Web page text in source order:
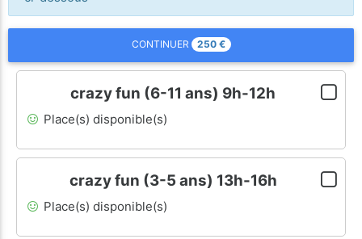
CONTINUER 250 €
crazy fun (6-11 ans) 9h-12h
Place(s) disponible(s)
crazy fun (3-5 ans) 13h-16h
Place(s) disponible(s)